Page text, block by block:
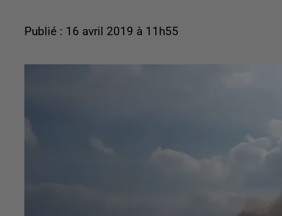
Publié : 16 avril 2019 à 11h55